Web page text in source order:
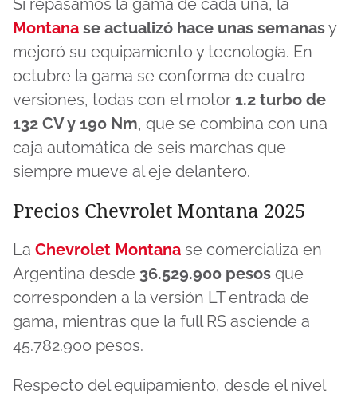
of
8
minutes,
seconds
Si repasamos la gama de cada una, la
Montana se actualizó hace unas semanasy
mejoró su equipamiento y tecnología. En
octubre la gama se conforma de cuatro
versiones, todas con el motor 1.2 turbo de
132 CV y 190 Nm, que se combina con una
caja automática de seis marchas que
siempre mueve al eje delantero.
Precios Chevrolet Montana 2025
La Chevrolet Montana se comercializa en
Argentina desde 36.529.900 pesos que
corresponden a la versión LT entrada de
gama, mientras que la full RS asciende a
45.782.900 pesos.
Respecto del equipamiento, desde el nivel